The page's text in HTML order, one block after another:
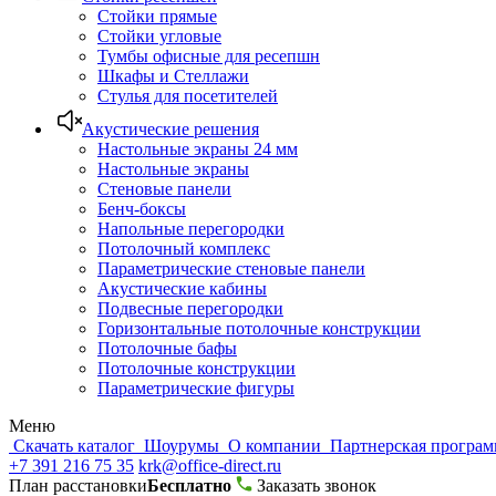
Стойки прямые
Стойки угловые
Тумбы офисные для ресепшн
Шкафы и Стеллажи
Стулья для посетителей
Акустические решения
Настольные экраны 24 мм
Настольные экраны
Стеновые панели
Бенч-боксы
Напольные перегородки
Потолочный комплекс
Параметрические стеновые панели
Акустические кабины
Подвесные перегородки
Горизонтальные потолочные конструкции
Потолочные бафы
Потолочные конструкции
Параметрические фигуры
Меню
Скачать каталог Шоурумы О компании Партнерская
+7 391 216 75 35 krk@office-direct.ru
План расстановкиБесплатно
Заказать звонок